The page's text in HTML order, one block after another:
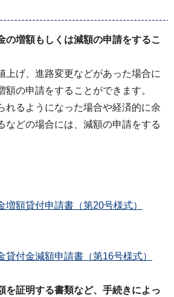
の増額もしくは減額の申請をするこ
上げ、進路変更などがあった場合に
額の申請をすることができます。
れるようになった場合や経済的に余
などの場合には、減額の申請をする
増額貸付申請書（第20号様式）
貸付金減額申請書（第16号様式）
を証明する書類など、手続きによっ